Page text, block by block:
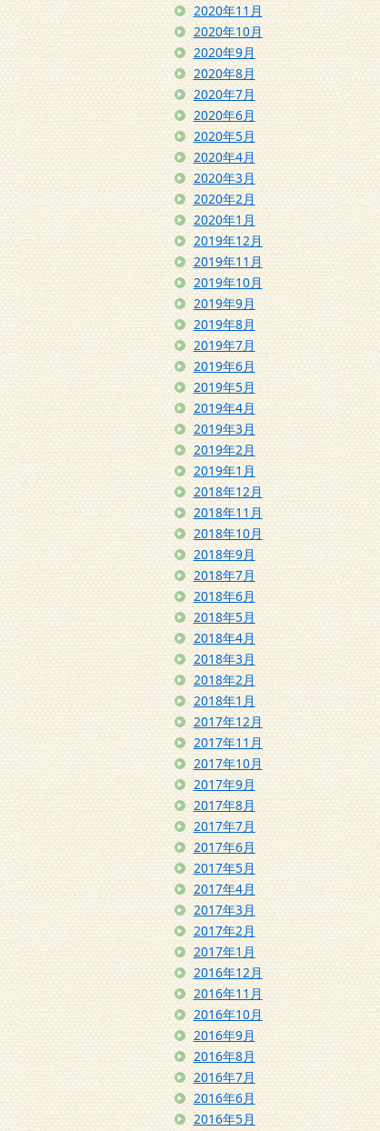
2020年11月
2020年10月
2020年9月
2020年8月
2020年7月
2020年6月
2020年5月
2020年4月
2020年3月
2020年2月
2020年1月
2019年12月
2019年11月
2019年10月
2019年9月
2019年8月
2019年7月
2019年6月
2019年5月
2019年4月
2019年3月
2019年2月
2019年1月
2018年12月
2018年11月
2018年10月
2018年9月
2018年7月
2018年6月
2018年5月
2018年4月
2018年3月
2018年2月
2018年1月
2017年12月
2017年11月
2017年10月
2017年9月
2017年8月
2017年7月
2017年6月
2017年5月
2017年4月
2017年3月
2017年2月
2017年1月
2016年12月
2016年11月
2016年10月
2016年9月
2016年8月
2016年7月
2016年6月
2016年5月